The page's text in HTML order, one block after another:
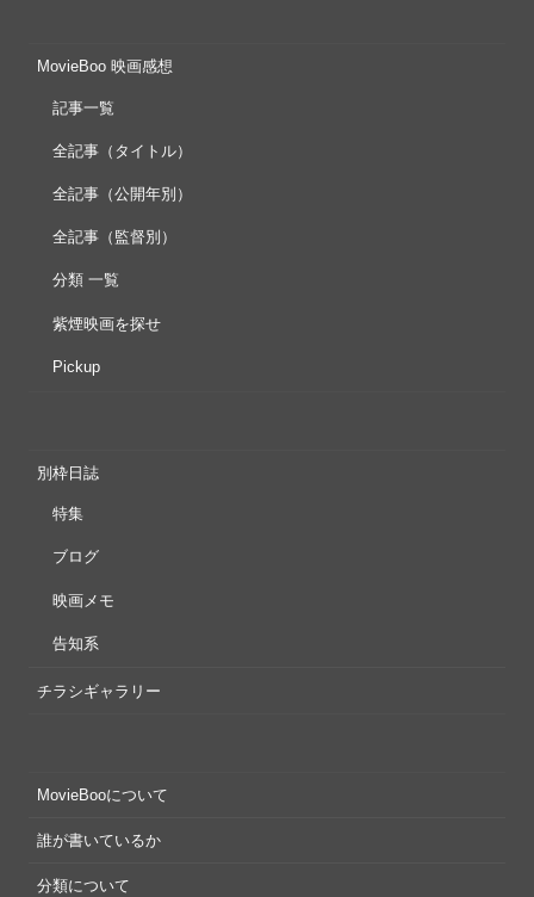
MovieBoo 映画感想
記事一覧
全記事（タイトル）
全記事（公開年別）
全記事（監督別）
分類 一覧
紫煙映画を探せ
Pickup
別枠日誌
特集
ブログ
映画メモ
告知系
チラシギャラリー
MovieBooについて
誰が書いているか
分類について